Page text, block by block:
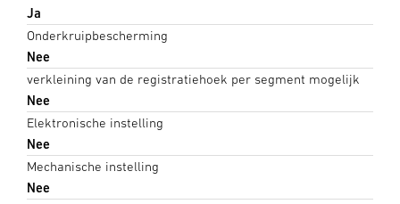
Ja
Onderkruipbescherming
Nee
verkleining van de registratiehoek per segment mogelijk
Nee
Elektronische instelling
Nee
Mechanische instelling
Nee